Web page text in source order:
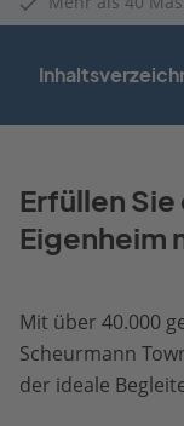
Erfüllen
Eigenheim
Mit über 40.000
Scheurmann
der ideale